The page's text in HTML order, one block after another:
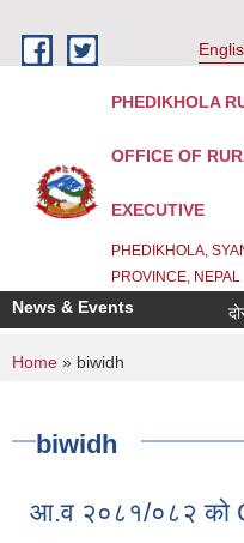
PHEDIKHOLA
OFFICE OF
EXECUTIVE
PHEDIKHOLA,
PROVINCE, NEPAL
News & Events
You are here
Home » biwidh
biwidh
आ.व २०८१/०८२ को